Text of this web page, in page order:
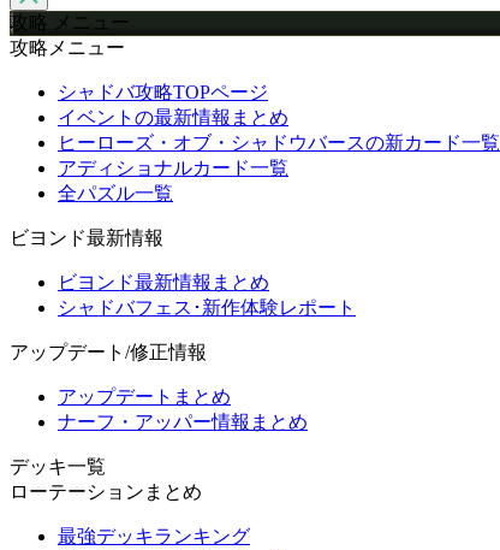
攻略 メニュー
攻略メニュー
シャドバ攻略TOPページ
イベントの最新情報まとめ
ヒーローズ・オブ・シャドウバースの新カード一覧
アディショナルカード一覧
全パズル一覧
ビヨンド最新情報
ビヨンド最新情報まとめ
シャドバフェス･新作体験レポート
アップデート/修正情報
アップデートまとめ
ナーフ・アッパー情報まとめ
デッキ一覧
ローテーションまとめ
最強デッキランキング